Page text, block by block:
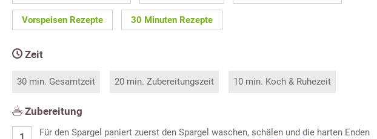
Vorspeisen Rezepte 30 Minuten Rezepte
Zeit
30 min. Gesamtzeit 20 min. Zubereitungszeit 10 min. Koch & Ruhezeit
Zubereitung
Für den Spargel paniert zuerst den Spargel waschen, schälen und die harten Enden